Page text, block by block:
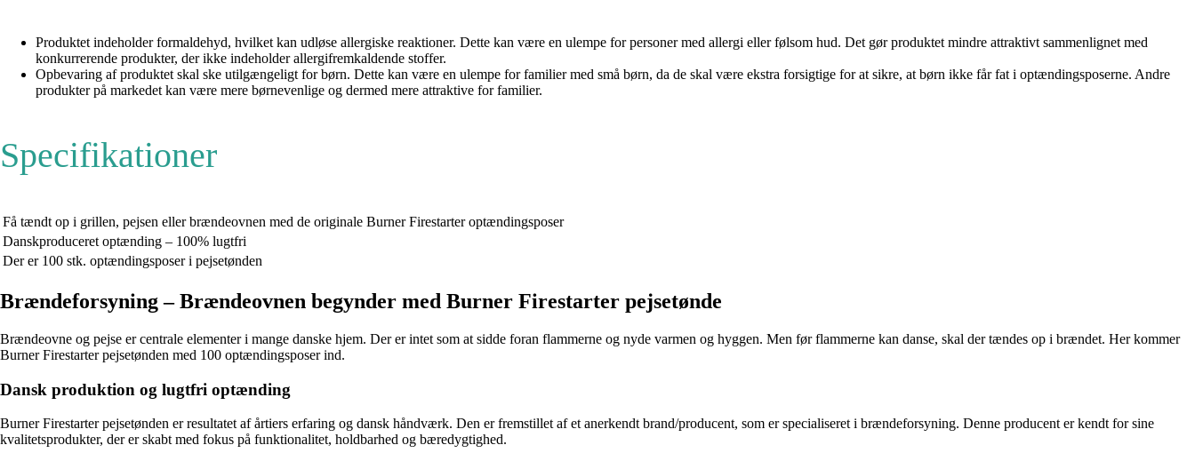
Produktet indeholder formaldehyd, hvilket kan udløse allergiske reaktioner. Dette kan være en ulempe for personer med allergi eller følsom hud. Det gør produktet mindre attraktivt sammenlignet med
konkurrerende produkter, der ikke indeholder allergifremkaldende stoffer.
Opbevaring af produktet skal ske utilgængeligt for børn. Dette kan være en ulempe for familier med små børn, da de skal være ekstra forsigtige for at sikre, at børn ikke får fat i optændingsposerne. Andre
produkter på markedet kan være mere børnevenlige og dermed mere attraktive for familier.
Specifikationer
Få tændt op i grillen, pejsen eller brændeovnen med de originale Burner Firestarter optændingsposer
Danskproduceret optænding – 100% lugtfri
Der er 100 stk. optændingsposer i pejsetønden
Brændeforsyning – Brændeovnen begynder med Burner Firestarter pejsetønde
Brændeovne og pejse er centrale elementer i mange danske hjem. Der er intet som at sidde foran flammerne og nyde varmen og hyggen. Men før flammerne kan danse, skal der tændes op i brændet. Her kommer
Burner Firestarter pejsetønden med 100 optændingsposer ind.
Dansk produktion og lugtfri optænding
Burner Firestarter pejsetønden er resultatet af årtiers erfaring og dansk håndværk. Den er fremstillet af et anerkendt brand/producent, som er specialiseret i brændeforsyning. Denne producent er kendt for sine
kvalitetsprodukter, der er skabt med fokus på funktionalitet, holdbarhed og bæredygtighed.